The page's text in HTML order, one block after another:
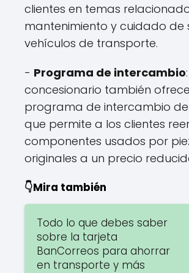
clientes en temas
mantenimiento y cuidado de
vehículos de transporte.
- Programa de intercambio
concesionario también
programa de intercambio
que permite a los clientes
componentes usados por
originales a un precio
👇Mira también
Todo lo que debes saber
sobre la tarjeta
BanCorreos para ahorrar
en transporte y más